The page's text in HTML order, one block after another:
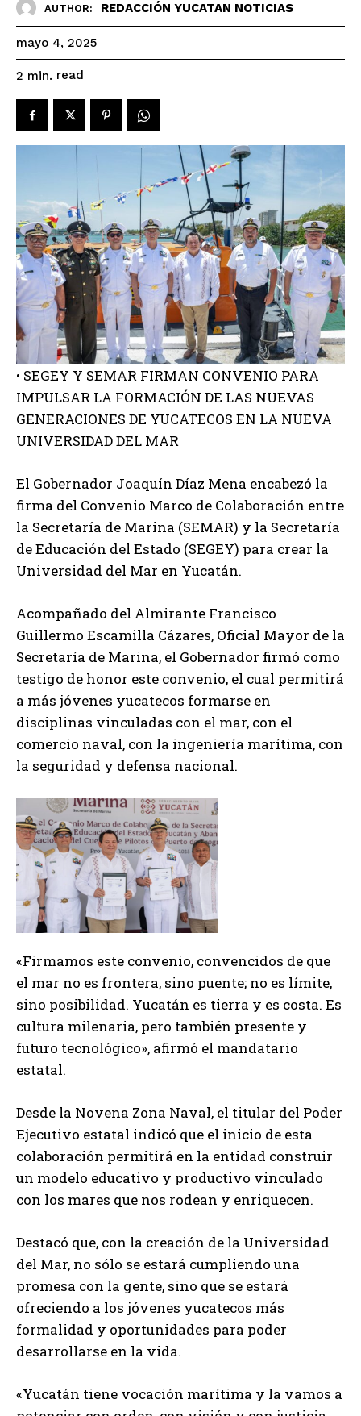
AUTHOR: REDACCIÓN YUCATAN NOTICIAS
mayo 4, 2025
2 min. read
• SEGEY Y SEMAR FIRMAN CONVENIO PARA
IMPULSAR LA FORMACIÓN DE LAS NUEVAS
GENERACIONES DE YUCATECOS EN LA NUEVA
UNIVERSIDAD DEL MAR
El Gobernador Joaquín Díaz Mena encabezó la
firma del Convenio Marco de Colaboración entre
la Secretaría de Marina (SEMAR) y la Secretaría
de Educación del Estado (SEGEY) para crear la
Universidad del Mar en Yucatán.
Acompañado del Almirante Francisco
Guillermo Escamilla Cázares, Oficial Mayor de la
Secretaría de Marina, el Gobernador firmó como
testigo de honor este convenio, el cual permitirá
a más jóvenes yucatecos formarse en
disciplinas vinculadas con el mar, con el
comercio naval, con la ingeniería marítima, con
la seguridad y defensa nacional.
«Firmamos este convenio, convencidos de que
el mar no es frontera, sino puente; no es límite,
sino posibilidad. Yucatán es tierra y es costa. Es
cultura milenaria, pero también presente y
futuro tecnológico», afirmó el mandatario
estatal.
Desde la Novena Zona Naval, el titular del Poder
Ejecutivo estatal indicó que el inicio de esta
colaboración permitirá en la entidad construir
un modelo educativo y productivo vinculado
con los mares que nos rodean y enriquecen.
Destacó que, con la creación de la Universidad
del Mar, no sólo se estará cumpliendo una
promesa con la gente, sino que se estará
ofreciendo a los jóvenes yucatecos más
formalidad y oportunidades para poder
desarrollarse en la vida.
«Yucatán tiene vocación marítima y la vamos a